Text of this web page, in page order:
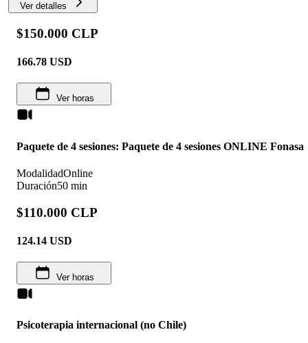
Ver detalles
$150.000 CLP
166.78 USD
Ver horas
Paquete de 4 sesiones: Paquete de 4 sesiones ONLINE Fonasa
ModalidadOnline
Duración50 min
$110.000 CLP
124.14 USD
Ver horas
Psicoterapia internacional (no Chile)